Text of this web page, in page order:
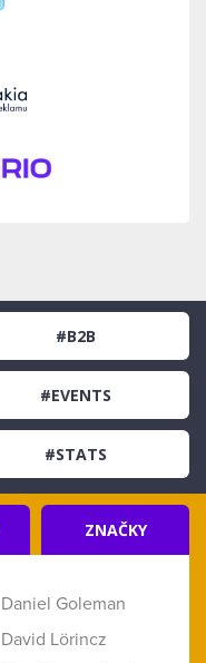
#B2B
#EVENTS
#STATS
ZNAČKY
Daniel Goleman
David Lörincz